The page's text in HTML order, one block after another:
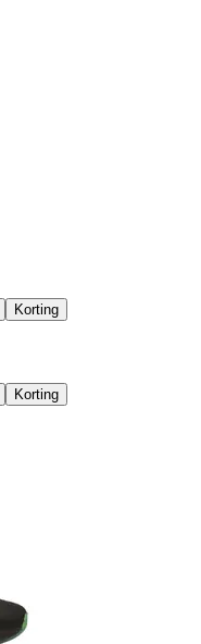
Korting
Korting